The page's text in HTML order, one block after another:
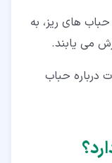
های ریز، به
می یابند.
درباره حباب